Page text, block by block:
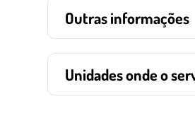
Outras informações
Unidades onde o